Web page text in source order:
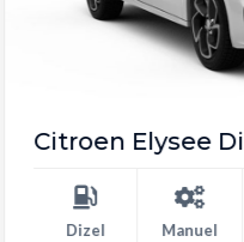
Citroen Elysee
Dizel Manuel